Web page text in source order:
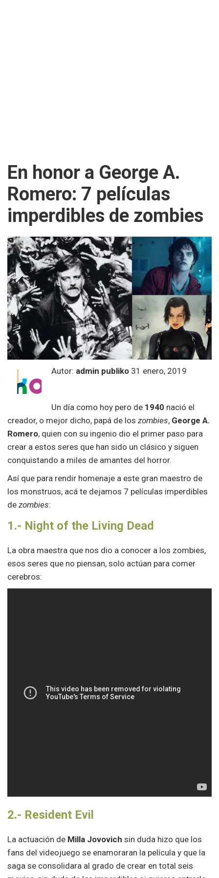
En honor a George A.
Romero: 7 películas
imperdibles de zombies
Autor: admin publiko 31 enero, 2019
Un día como hoy pero de 1940 nació el
creador, o mejor dicho, papá de los zombies, George A.
Romero, quien con su ingenio dio el primer paso para
crear a estos seres que han sido un clásico y siguen
conquistando a miles de amantes del horror.
Así que para rendir homenaje a este gran maestro de
los monstruos, acá te dejamos 7 películas imperdibles
de zombies:
1.- Night of the Living Dead
La obra maestra que nos dio a conocer a los zombies,
esos seres que no piensan, solo actúan para comer
cerebros:
2.- Resident Evil
La actuación de Milla Jovovich sin duda hizo que los
fans del videojuego se enamoraran la película y que la
saga se consolidara al grado de crear en total seis